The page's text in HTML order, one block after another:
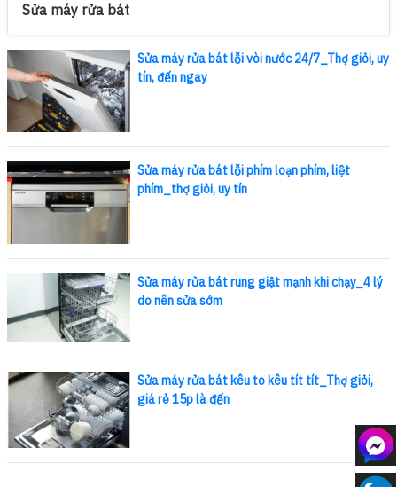
Sửa máy rửa bát
Sửa máy rửa bát lỗi vòi nước 24/7_Thợ giỏi, uy
tín, đến ngay
Sửa máy rửa bát lỗi phím loạn phím, liệt
phím_thợ giỏi, uy tín
Sửa máy rửa bát rung giật mạnh khi chạy_4 lý
do nên sửa sớm
Sửa máy rửa bát kêu to kêu tít tít_Thợ giỏi,
giá rẻ 15p là đến